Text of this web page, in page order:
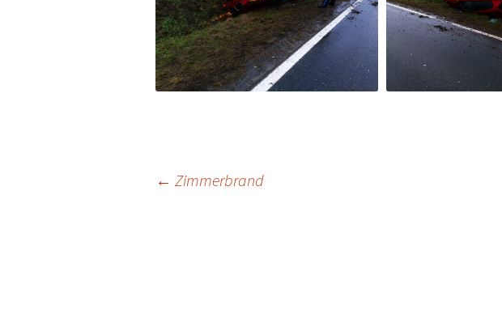
Beitragsnavigation
← Zimmerbrand